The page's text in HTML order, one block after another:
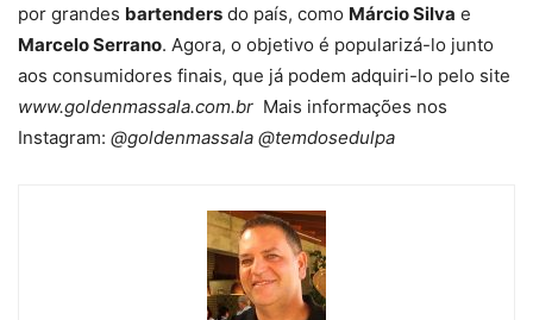
por grandes bartenders do país, como Márcio Silva e
Marcelo Serrano. Agora, o objetivo é popularizá-lo junto
aos consumidores finais, que já podem adquiri-lo pelo site
www.goldenmassala.com.br Mais informações nos
Instagram: @goldenmassala @temdosedulpa